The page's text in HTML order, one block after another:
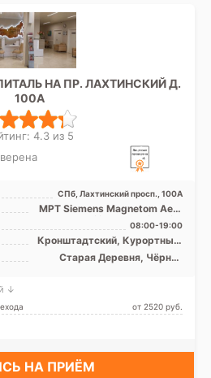
НА ПР. ЛАХТИНСКИЙ Д.
100А
4.3 из 5
СПб, Лахтинский просп., 100А
МРТ Siemens Magnetom Aero
1.5 Т, КТ Philips Ingenuity Elite
128, УЗИ
08:00-19:00
Кронштадтский, Курортный,
Приморский
Старая Деревня, Чёрная
↓
от 2520 pуб.
НА ПРИЁМ